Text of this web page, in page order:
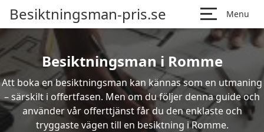
Besiktningsman-pris.se Menu
Besiktningsman i Romme
Att boka en besiktningsman kan kännas som en utmaning
– särskilt i offertfasen. Men om du följer denna guide och
använder vår offerttjänst får du den enklaste och
tryggaste vägen till en besiktning i Romme.